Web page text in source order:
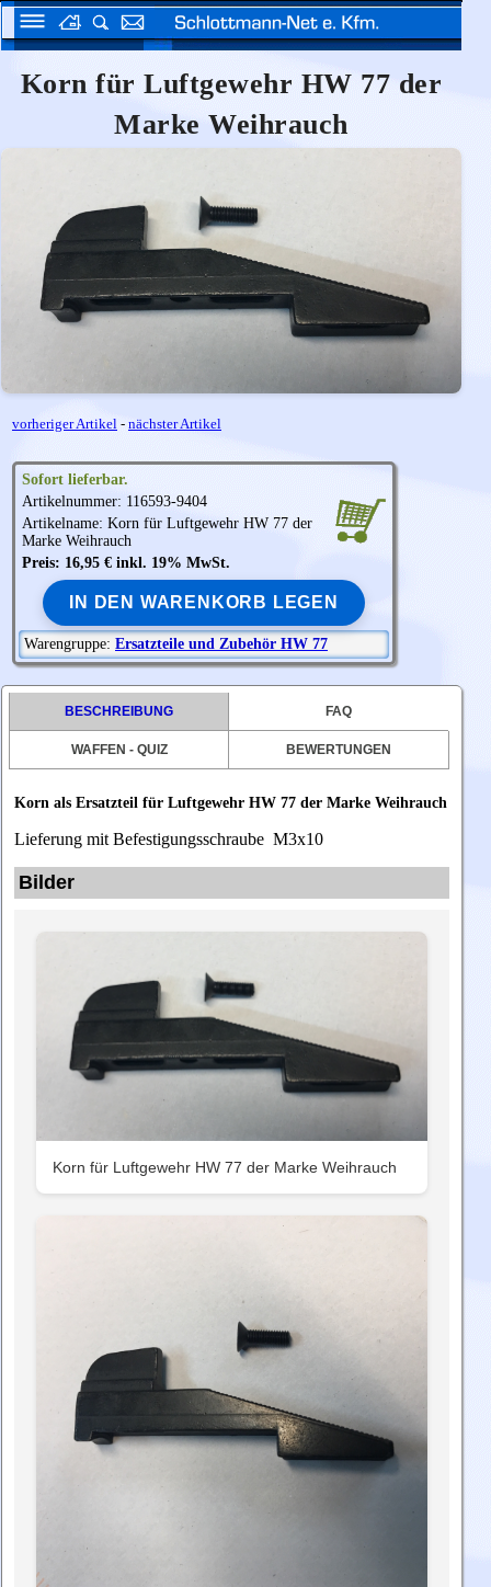
Korn für Luftgewehr HW 77 der
Marke Weihrauch
vorheriger Artikel - nächster Artikel
Sofort lieferbar.
Artikelnummer: 116593-9404
Artikelname: Korn für Luftgewehr HW 77 der
Marke Weihrauch
Preis: 16,95 € inkl. 19% MwSt.
IN DEN WARENKORB LEGEN
Warengruppe: Ersatzteile und Zubehör HW 77
BESCHREIBUNG FAQ
WAFFEN - QUIZ BEWERTUNGEN
Korn als Ersatzteil für Luftgewehr HW 77 der Marke Weihrauch
Lieferung mit Befestigungsschraube M3x10
Bilder
Korn für Luftgewehr HW 77 der Marke Weihrauch